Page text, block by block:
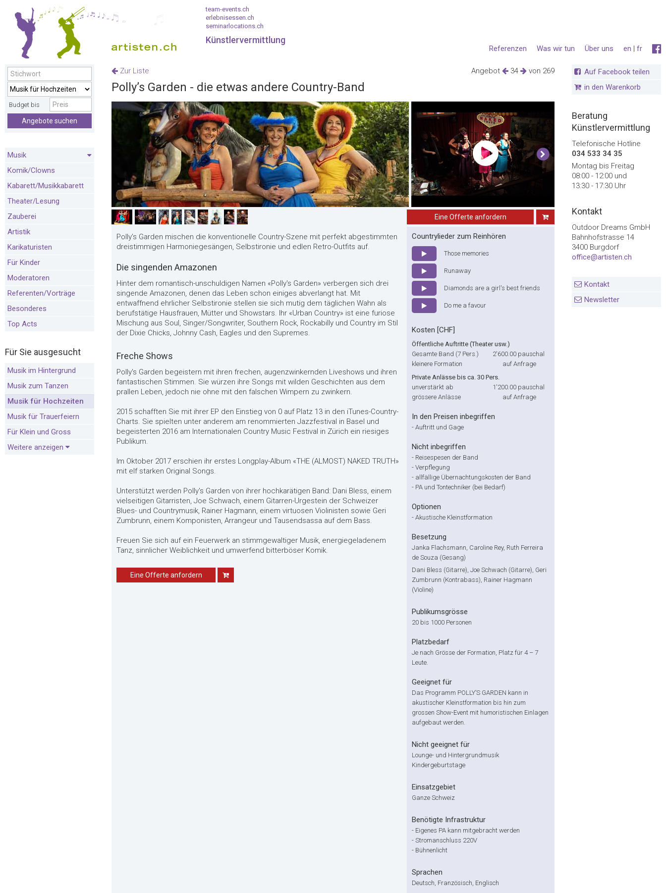
team-events.ch
erlebnisessen.ch
seminarlocations.ch
Künstlervermittlung
en | fr
Über uns
Was wir tun
Referenzen
Budget bis
Angebote suchen
Musik
Komik/Clowns
Kabarett/Musikkabarett
Theater/Lesung
Zauberei
Artistik
Karikaturisten
Für Kinder
Moderatoren
Referenten/Vorträge
Besonderes
Top Acts
Für Sie ausgesucht
Musik im Hintergrund
Musik zum Tanzen
Musik für Hochzeiten
Musik für Trauerfeiern
Für Klein und Gross
Weitere anzeigen
Angebot 34 von 269
Zur Liste
Polly’s Garden - die etwas andere Country-Band
Eine Offerte anfordern
Polly’s Garden mischen die konventionelle Country-Szene mit perfekt abgestimmten
dreistimmigen Harmoniegesängen, Selbstironie und edlen Retro-Outfits auf.
Die singenden Amazonen
Hinter dem romantisch-unschuldigen Namen «Polly's Garden» verbergen sich drei
singende Amazonen, denen das Leben schon einiges abverlangt hat. Mit
entwaffnend ehrlicher Selbstironie stellen sie sich mutig dem täglichen Wahn als
berufstätige Hausfrauen, Mütter und Showstars. Ihr «Urban Country» ist eine furiose
Mischung aus Soul, Singer/Songwriter, Southern Rock, Rockabilly und Country im Stil
der Dixie Chicks, Johnny Cash, Eagles und den Supremes.
Freche Shows
Polly's Garden begeistern mit ihren frechen, augenzwinkernden Liveshows und ihren
fantastischen Stimmen. Sie würzen ihre Songs mit wilden Geschichten aus dem
prallen Leben, jedoch nie ohne mit den falschen Wimpern zu zwinkern.
2015 schafften Sie mit ihrer EP den Einstieg von 0 auf Platz 13 in den iTunes-Country-
Charts. Sie spielten unter anderem am renommierten Jazzfestival in Basel und
begeisterten 2016 am Internationalen Country Music Festival in Zürich ein riesiges
Publikum.
Im Oktober 2017 erschien ihr erstes Longplay-Album «THE (ALMOST) NAKED TRUTH»
mit elf starken Original Songs.
Unterstützt werden Polly's Garden von ihrer hochkarätigen Band: Dani Bless, einem
vielseitigen Gitarristen, Joe Schwach, einem Gitarren-Urgestein der Schweizer
Blues- und Countrymusik, Rainer Hagmann, einem virtuosen Violinisten sowie Geri
Zumbrunn, einem Komponisten, Arrangeur und Tausendsassa auf dem Bass.
Freuen Sie sich auf ein Feuerwerk an stimmgewaltiger Musik, energiegeladenem
Tanz, sinnlicher Weiblichkeit und umwerfend bitterböser Komik.
Eine Offerte anfordern
Countrylieder zum Reinhören
Those memories
Runaway
Diamonds are a girl's best friends
Do me a favour
Kosten [CHF]
Öffentliche Auftritte (Theater usw.)
Gesamte Band (7 Pers.)
2'600.00 pauschal
kleinere Formation
auf Anfrage
Private Anlässe bis ca. 30 Pers.
unverstärkt ab
1'200.00 pauschal
grössere Anlässe
auf Anfrage
In den Preisen inbegriffen
- Auftritt und Gage
Nicht inbegriffen
- Reisespesen der Band
- Verpflegung
- allfällige Übernachtungskosten der Band
- PA und Tontechniker (bei Bedarf)
Optionen
- Akustische Kleinstformation
Besetzung
Janka Flachsmann, Caroline Rey, Ruth Ferreira
de Souza (Gesang)
Dani Bless (Gitarre), Joe Schwach (Gitarre), Geri
Zumbrunn (Kontrabass), Rainer Hagmann
(Violine)
Publikumsgrösse
20 bis 1000 Personen
Platzbedarf
Je nach Grösse der Formation, Platz für 4 – 7
Leute.
Geeignet für
Das Programm POLLY’S GARDEN kann in
akustischer Kleinstformation bis hin zum
grossen Show-Event mit humoristischen Einlagen
aufgebaut werden.
Nicht geeignet für
Lounge- und Hintergrundmusik
Kindergeburtstage
Einsatzgebiet
Ganze Schweiz
Benötigte Infrastruktur
- Eigenes PA kann mitgebracht werden
- Stromanschluss 220V
- Bühnenlicht
Sprachen
Deutsch, Französisch, Englisch
Auf Facebook teilen
in den Warenkorb
Beratung
Künstlervermittlung
Telefonische Hotline
034 533 34 35
Montag bis Freitag
08:00 - 12:00 und
13:30 - 17:30 Uhr
Kontakt
Outdoor Dreams GmbH
Bahnhofstrasse 14
3400 Burgdorf
office@artisten.ch
Kontakt
Newsletter